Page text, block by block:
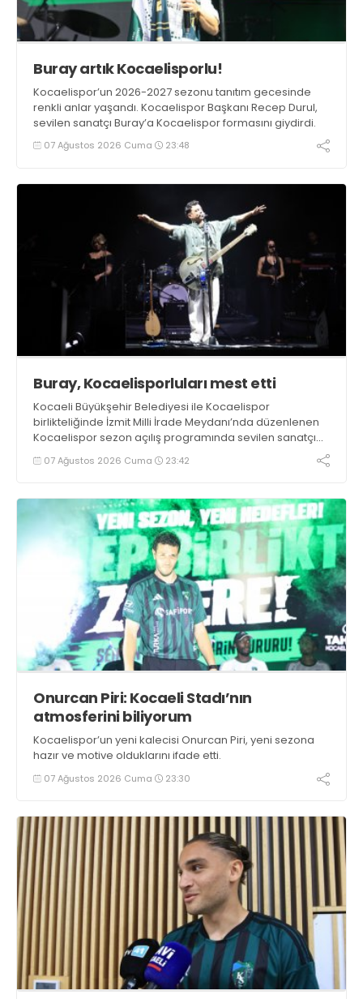
Buray artık Kocaelisporlu!
Kocaelispor’un 2026-2027 sezonu tanıtım gecesinde
renkli anlar yaşandı. Kocaelispor Başkanı Recep Durul,
sevilen sanatçı Buray’a Kocaelispor formasını giydirdi.
07 Ağustos 2026 Cuma 23:48
Buray, Kocaelisporluları mest etti
Kocaeli Büyükşehir Belediyesi ile Kocaelispor
birlikteliğinde İzmit Milli İrade Meydanı’nda düzenlenen
Kocaelispor sezon açılış programında sevilen sanatçı
Buray, verdiği konserle meydanı inletti.
07 Ağustos 2026 Cuma 23:42
Onurcan Piri: Kocaeli Stadı’nın
atmosferini biliyorum
Kocaelispor’un yeni kalecisi Onurcan Piri, yeni sezona
hazır ve motive olduklarını ifade etti.
07 Ağustos 2026 Cuma 23:30